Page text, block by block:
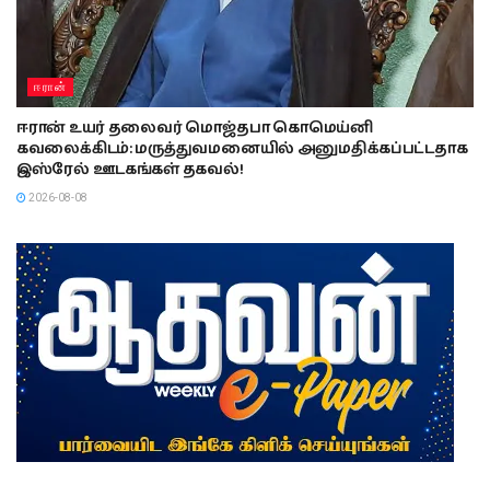
ஈரான்
ஈரான் உயர் தலைவர் மொஜ்தபா கொமெய்னி
கவலைக்கிடம்: மருத்துவமனையில் அனுமதிக்கப்பட்டதாக
இஸ்ரேல் ஊடகங்கள் தகவல்!
2026-08-08